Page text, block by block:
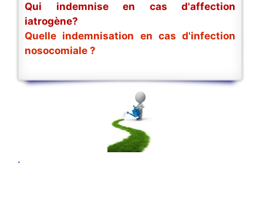
Qui indemnise en cas d'affection
iatrogène?
Quelle indemnisation en cas d'infection
nosocomiale ?
.